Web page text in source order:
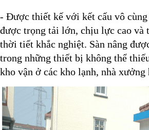
- Được thiết kế với kết cấu vô cùng
được trọng tải lớn, chịu lực cao và
thời tiết khắc nghiệt. Sàn nâng
trong những thiết bị không thể
kho vận ở các kho lạnh, nhà